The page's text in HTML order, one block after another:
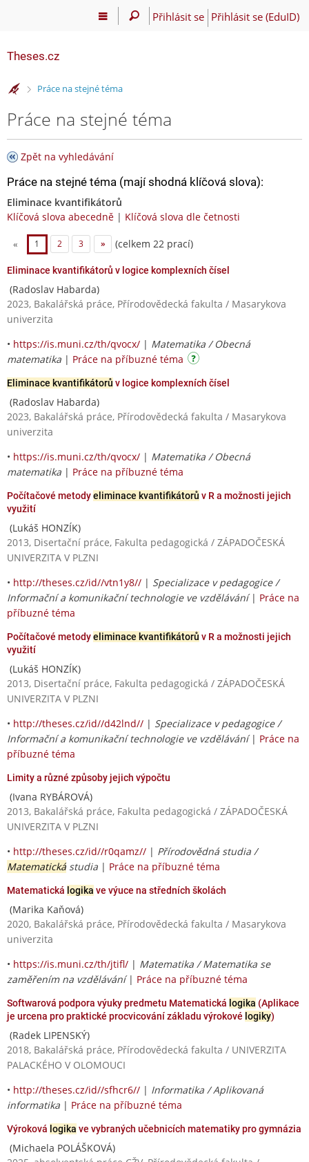
Přihlásit se Přihlásit se (EduID)
Theses.cz
>Práce na stejné téma
Práce na stejné téma
Zpět na vyhledávání
Práce na stejné téma (mají shodná klíčová slova):
Eliminace kvantifikátorů
Klíčová slova abecedně | Klíčová slova dle četnosti
« 1 2 3 » (celkem 22 prací)
Eliminace kvantifikátorů v logice komplexních čísel
(Radoslav Habarda)
2023, Bakalářská práce, Přírodovědecká fakulta / Masarykova
univerzita
• https://is.muni.cz/th/qvocx/ | Matematika / Obecná
matematika | Práce na příbuzné téma
Eliminace kvantifikátorů v logice komplexních čísel
(Radoslav Habarda)
2023, Bakalářská práce, Přírodovědecká fakulta / Masarykova
univerzita
• https://is.muni.cz/th/qvocx/ | Matematika / Obecná
matematika | Práce na příbuzné téma
Počítačové metodyeliminace kvantifikátorů v R a možnosti jejich
využití
(Lukáš HONZÍK)
2013, Disertační práce, Fakulta pedagogická / ZÁPADOČESKÁ
UNIVERZITA V PLZNI
• http://theses.cz/id//vtn1y8// | Specializace v pedagogice /
Informační a komunikační technologie ve vzdělávání| Práce na
příbuzné téma
Počítačové metodyeliminace kvantifikátorů v R a možnosti jejich
využití
(Lukáš HONZÍK)
2013, Disertační práce, Fakulta pedagogická / ZÁPADOČESKÁ
UNIVERZITA V PLZNI
• http://theses.cz/id//d42lnd// | Specializace v pedagogice /
Informační a komunikační technologie ve vzdělávání| Práce na
příbuzné téma
Limity a různé způsoby jejich výpočtu
(Ivana RYBÁROVÁ)
2013, Bakalářská práce, Fakulta pedagogická / ZÁPADOČESKÁ
UNIVERZITA V PLZNI
• http://theses.cz/id//r0qamz// | Přírodovědná studia /
Matematickástudia | Práce na příbuzné téma
Matematická logika ve výuce na středních školách
(Marika Kaňová)
2020, Bakalářská práce, Přírodovědecká fakulta / Masarykova
univerzita
• https://is.muni.cz/th/jtifl/ | Matematika / Matematika se
zaměřením na vzdělávání| Práce na příbuzné téma
Softwarová podpora výuky predmetu Matematická logika (Aplikace
je urcena pro praktické procvicování základu výrokové logiky)
(Radek LIPENSKÝ)
2018, Bakalářská práce, Přírodovědecká fakulta / UNIVERZITA
PALACKÉHO V OLOMOUCI
• http://theses.cz/id//sfhcr6// | Informatika / Aplikovaná
informatika | Práce na příbuzné téma
Výroková logika ve vybraných učebnicích matematiky pro gymnázia
(Michaela POLÁŠKOVÁ)